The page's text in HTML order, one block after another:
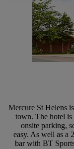
Mercure St Helens
town. The hotel is
onsite parking,
easy. As well as a
bar with BT